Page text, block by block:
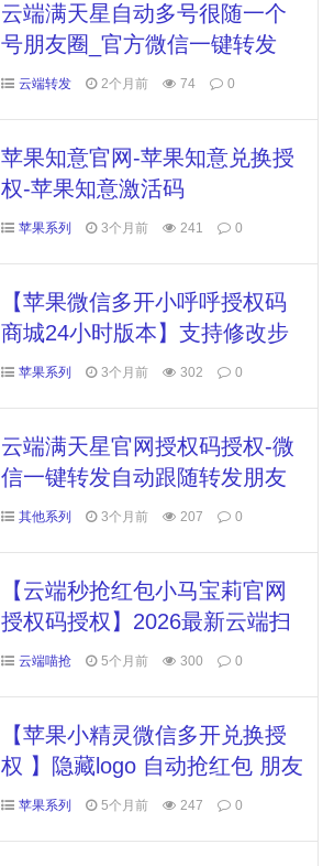
云端满天星自动多号很随一个
号朋友圈_官方微信一键转发
云端转发 2个月前 74 0
苹果知意官网-苹果知意兑换授
权-苹果知意激活码
苹果系列 3个月前 241 0
【苹果微信多开小呼呼授权码
商城24小时版本】支持修改步
数-朋友圈发1小时视频
苹果系列 3个月前 302 0
​云端满天星官网授权码授权-微
信一键转发自动跟随转发朋友
圈软件
其他系列 3个月前 207 0
【云端秒抢红包小马宝莉官网
授权码授权】2026最新云端扫
码登录黑屏关机断网断电照抢
云端喵抢 5个月前 300 0
【苹果小精灵微信多开兑换授
权 】隐藏logo 自动抢红包 朋友
圈转发 授权码微信多开多开
苹果系列 5个月前 247 0